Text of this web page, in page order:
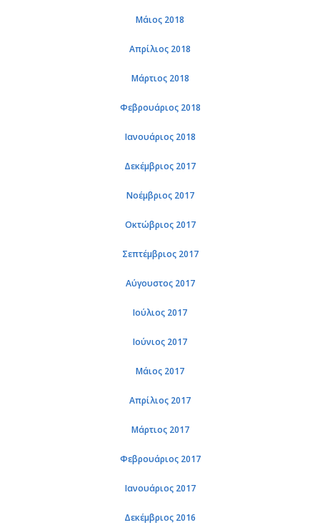
Μάιος 2018
Απρίλιος 2018
Μάρτιος 2018
Φεβρουάριος 2018
Ιανουάριος 2018
Δεκέμβριος 2017
Νοέμβριος 2017
Οκτώβριος 2017
Σεπτέμβριος 2017
Αύγουστος 2017
Ιούλιος 2017
Ιούνιος 2017
Μάιος 2017
Απρίλιος 2017
Μάρτιος 2017
Φεβρουάριος 2017
Ιανουάριος 2017
Δεκέμβριος 2016